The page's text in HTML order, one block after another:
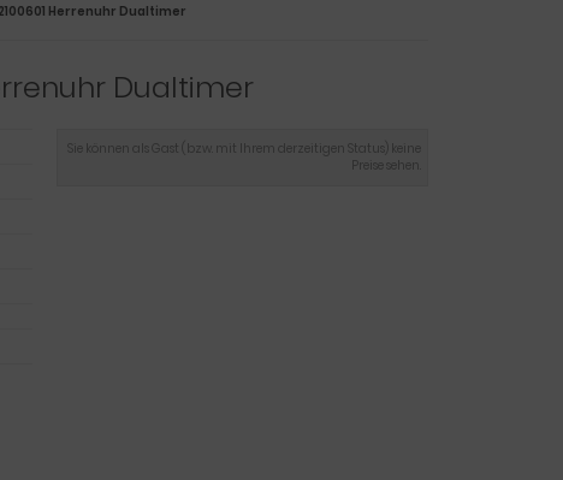
Herrenuhr Dualtimer
Dualtimer
Sie können als Gast (bzw. mit Ihrem derzeitigen Status) keine
Preise sehen.